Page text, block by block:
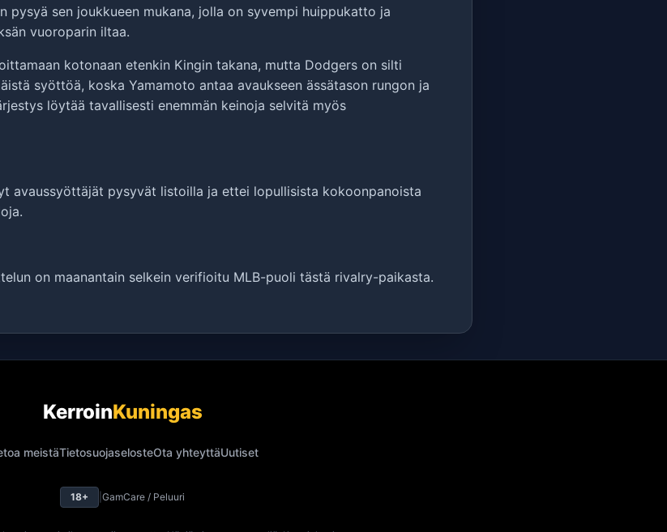
pysyä sen joukkueen mukana, jolla on syvempi huippukatto ja
vuoroparin iltaa.
kotonaan etenkin Kingin takana, mutta Dodgers on silti
syöttöä, koska Yamamoto antaa avaukseen ässätason rungon ja
löytää tavallisesti enemmän keinoja selvitä myös
avaussyöttäjät pysyvät listoilla ja ettei lopullisista kokoonpanoista
on maanantain selkein verifioitu MLB-puoli tästä rivalry-paikasta.
KerroinKuningas
meistäTietosuojaselosteOta yhteyttäUutiset
18+ GamCare / Peluuri